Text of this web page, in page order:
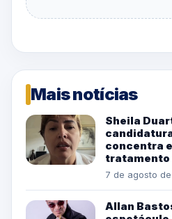
Mais notícias
Sheila
concentra
tratamento
7 de agosto
Allan